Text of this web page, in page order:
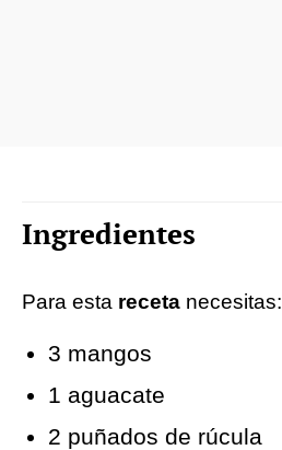
Ingredientes
Para esta receta necesitas:
3 mangos
1 aguacate
2 puñados de rúcula